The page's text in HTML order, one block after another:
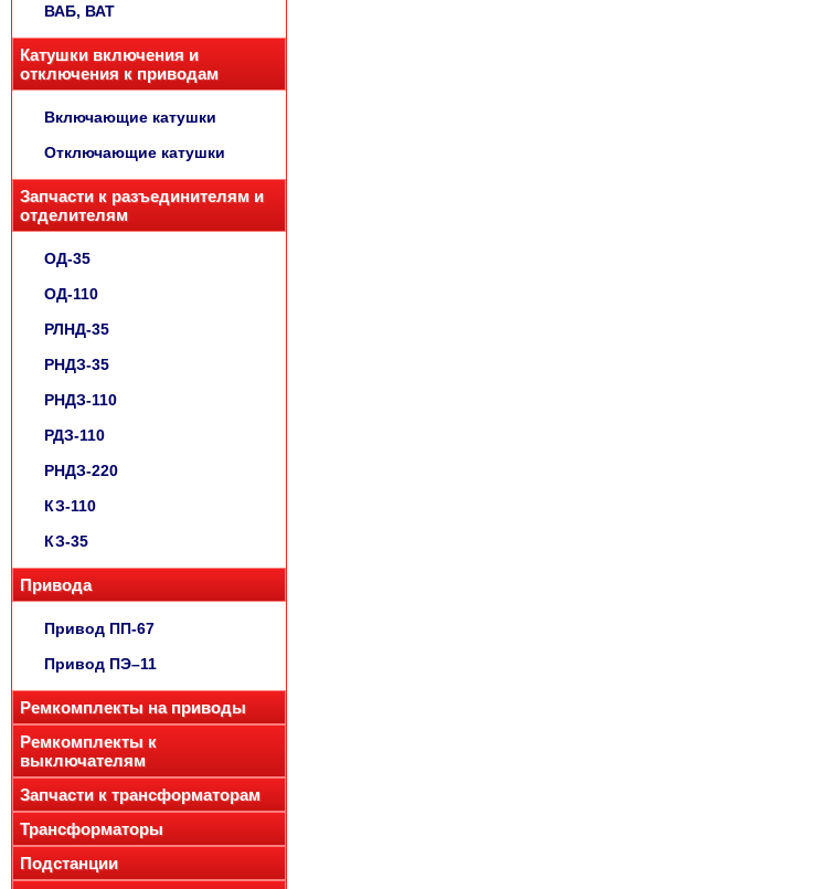
ВАБ, ВАТ
Катушки включения и
отключения к приводам
Включающие катушки
Отключающие катушки
Запчасти к разъединителям и
отделителям
ОД-35
ОД-110
РЛНД-35
РНДЗ-35
РНДЗ-110
РДЗ-110
РНДЗ-220
КЗ-110
КЗ-35
Привода
Привод ПП-67
Привод ПЭ–11
Ремкомплекты на приводы
Ремкомплекты к
выключателям
Запчасти к трансформаторам
Трансформаторы
Подстанции